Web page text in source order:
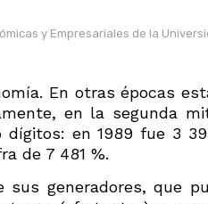
y Empresariales de la
En otras épocas
en la segunda
en 1989 fue 3
de 7 481 %.
generadores, que